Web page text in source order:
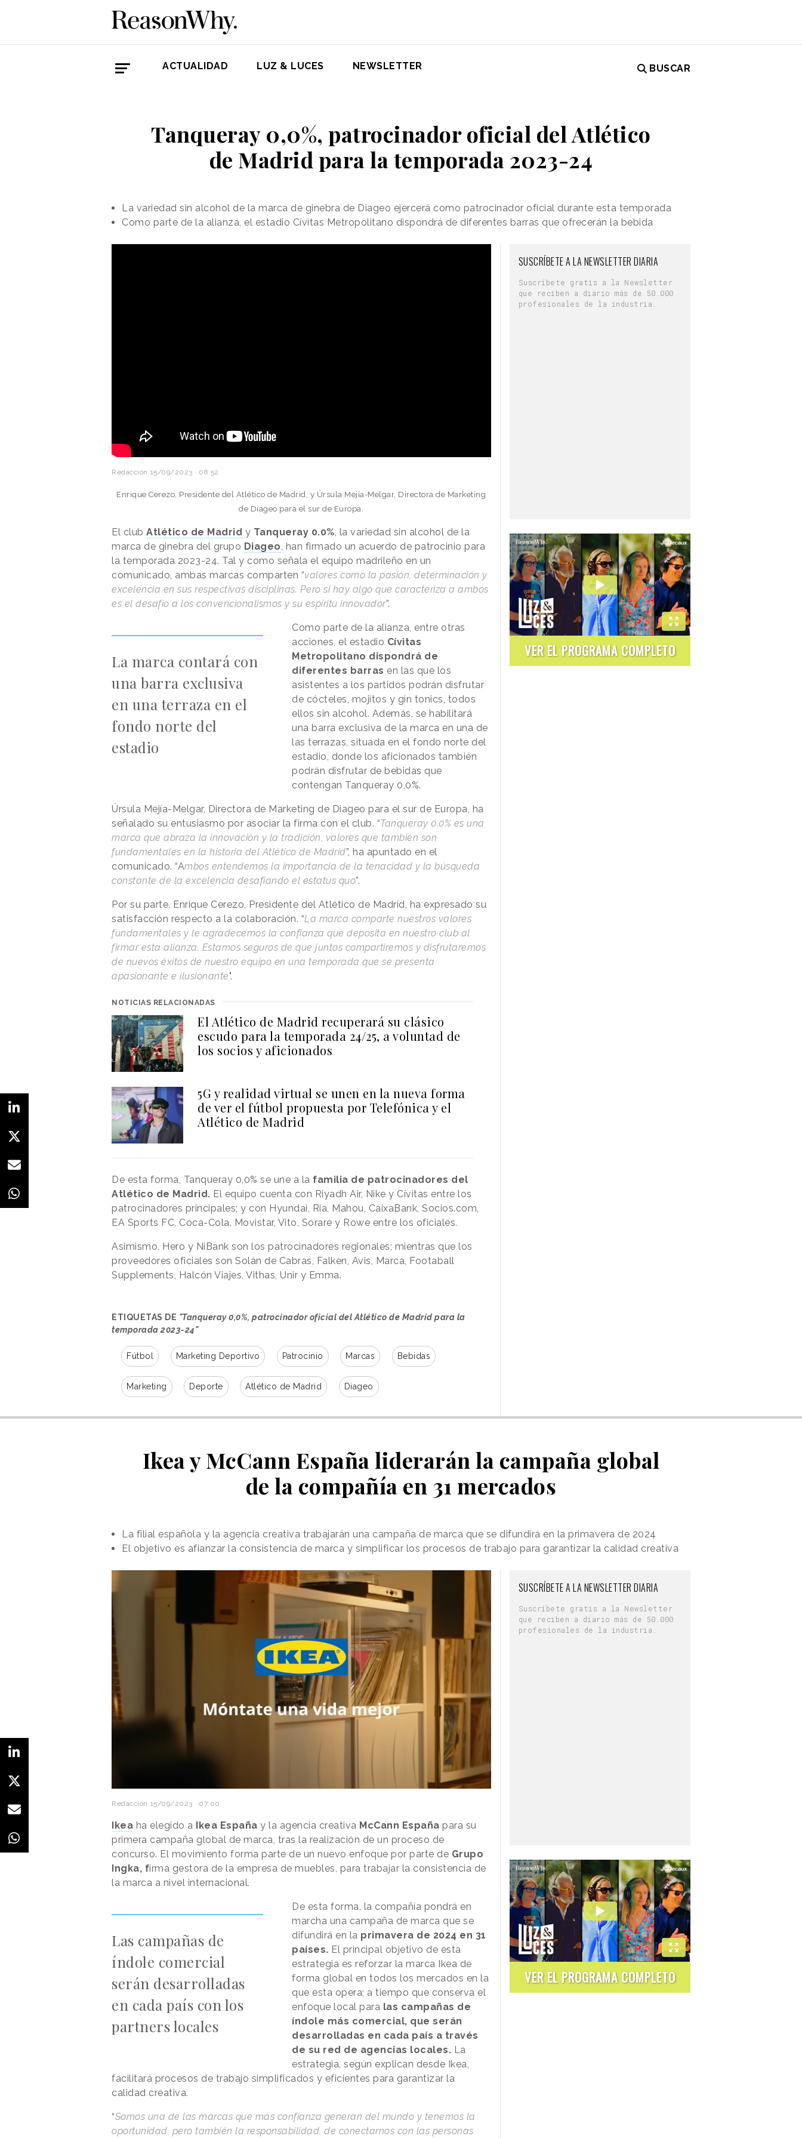
ACTUALIDAD LUZ & LUCES NEWSLETTER BUSCAR
Tanqueray 0,0%, patrocinador oficial del Atlético
de Madrid para la temporada 2023-24
La variedad sin alcohol de la marca de ginebra de Diageo ejercerá como patrocinador oficial durante esta temporada
Como parte de la alianza, el estadio Cívitas Metropolitano dispondrá de diferentes barras que ofrecerán la bebida
Redacción 15/09/2023 · 08:52
Enrique Cerezo, Presidente del Atlético de Madrid, y Úrsula Mejía-Melgar, Directora de Marketing
de Diageo para el sur de Europa.
El club Atlético de Madrid y Tanqueray 0.0%, la variedad sin alcohol de la
marca de ginebra del grupo Diageo, han firmado un acuerdo de patrocinio para
la temporada 2023-24. Tal y como señala el equipo madrileño en un
comunicado, ambas marcas comparten “valores como la pasión, determinación y
excelencia en sus respectivas disciplinas. Pero si hay algo que caracteriza a ambos
es el desafío a los convencionalismos y su espíritu innovador”.
La marca contará con
una barra exclusiva
en una terraza en el
fondo norte del
estadio
Como parte de la alianza, entre otras
acciones, el estadio Cívitas
Metropolitano dispondrá de
diferentes barras en las que los
asistentes a los partidos podrán disfrutar
de cócteles, mojitos y gin tonics, todos
ellos sin alcohol. Además, se habilitará
una barra exclusiva de la marca en una de
las terrazas, situada en el fondo norte del
estadio, donde los aficionados también
podrán disfrutar de bebidas que
contengan Tanqueray 0,0%.
Úrsula Mejía-Melgar, Directora de Marketing de Diageo para el sur de Europa, ha
señalado su entusiasmo por asociar la firma con el club. “Tanqueray 0.0% es una
marca que abraza la innovación y la tradición, valores que también son
fundamentales en la historia del Atlético de Madrid”, ha apuntado en el
comunicado. “Ambos entendemos la importancia de la tenacidad y la búsqueda
constante de la excelencia desafiando el estatus quo”.
Por su parte, Enrique Cerezo, Presidente del Atlético de Madrid, ha expresado su
satisfacción respecto a la colaboración. “La marca comparte nuestros valores
fundamentales y le agradecemos la confianza que deposita en nuestro club al
firmar esta alianza. Estamos seguros de que juntos compartiremos y disfrutaremos
de nuevos éxitos de nuestro equipo en una temporada que se presenta
apasionante e ilusionante".
NOTICIAS RELACIONADAS
El Atlético de Madrid recuperará su clásico
escudo para la temporada 24/25, a voluntad de
los socios y aficionados
5G y realidad virtual se unen en la nueva forma
de ver el fútbol propuesta por Telefónica y el
Atlético de Madrid
De esta forma, Tanqueray 0,0% se une a la familia de patrocinadores del
Atlético de Madrid. El equipo cuenta con Riyadh Air, Nike y Cívitas entre los
patrocinadores principales; y con Hyundai, Ria, Mahou, CaixaBank, Socios.com,
EA Sports FC, Coca-Cola, Movistar, Vito, Sorare y Rowe entre los oficiales.
Asimismo, Hero y NiBank son los patrocinadores regionales; mientras que los
proveedores oficiales son Solán de Cabras, Falken, Avis, Marca, Footaball
Supplements, Halcón Viajes, Vithas, Unir y Emma.
ETIQUETAS DE "Tanqueray 0,0%, patrocinador oficial del Atlético de Madrid para la
temporada 2023-24"
Fútbol Marketing Deportivo Patrocinio Marcas Bebidas
Marketing Deporte Atlético de Madrid Diageo
SUSCRÍBETE A LA NEWSLETTER DIARIA
Suscríbete gratis a la Newsletter
que reciben a diario más de 50.000
profesionales de la industria.
VER EL PROGRAMA COMPLETO
Ikea y McCann España liderarán la campaña global
de la compañía en 31 mercados
La filial española y la agencia creativa trabajarán una campaña de marca que se difundirá en la primavera de 2024
El objetivo es afianzar la consistencia de marca y simplificar los procesos de trabajo para garantizar la calidad creativa
Redacción 15/09/2023 · 07:00
Ikea ha elegido a Ikea España y la agencia creativa McCann España para su
primera campaña global de marca, tras la realización de un proceso de
concurso. El movimiento forma parte de un nuevo enfoque por parte de Grupo
Ingka, firma gestora de la empresa de muebles, para trabajar la consistencia de
la marca a nivel internacional.
Las campañas de
índole comercial
serán desarrolladas
en cada país con los
partners locales
De esta forma, la compañía pondrá en
marcha una campaña de marca que se
difundirá en la primavera de 2024 en 31
países. El principal objetivo de esta
estrategia es reforzar la marca Ikea de
forma global en todos los mercados en la
que esta opera; a tiempo que conserva el
enfoque local para las campañas de
índole más comercial, que serán
desarrolladas en cada país a través
de su red de agencias locales. La
estrategia, según explican desde Ikea,
facilitará procesos de trabajo simplificados y eficientes para garantizar la
calidad creativa.
“Somos una de las marcas que más confianza generan del mundo y tenemos la
oportunidad, pero también la responsabilidad, de conectarnos con las personas
SUSCRÍBETE A LA NEWSLETTER DIARIA
Suscríbete gratis a la Newsletter
que reciben a diario más de 50.000
profesionales de la industria.
VER EL PROGRAMA COMPLETO